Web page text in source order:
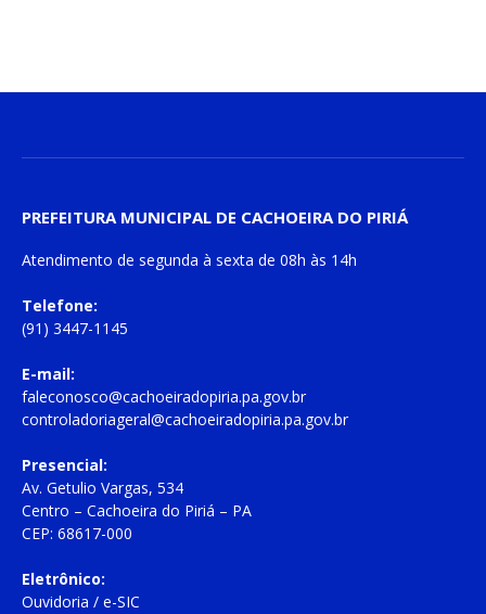
PREFEITURA MUNICIPAL DE CACHOEIRA DO PIRIÁ
Atendimento de segunda à sexta de 08h às 14h
Telefone:
(91) 3447-1145
E-mail:
faleconosco@cachoeiradopiria.pa.gov.br
controladoriageral@cachoeiradopiria.pa.gov.br
Presencial:
Av. Getulio Vargas, 534
Centro – Cachoeira do Piriá – PA
CEP: 68617-000
Eletrônico:
Ouvidoria / e-SIC